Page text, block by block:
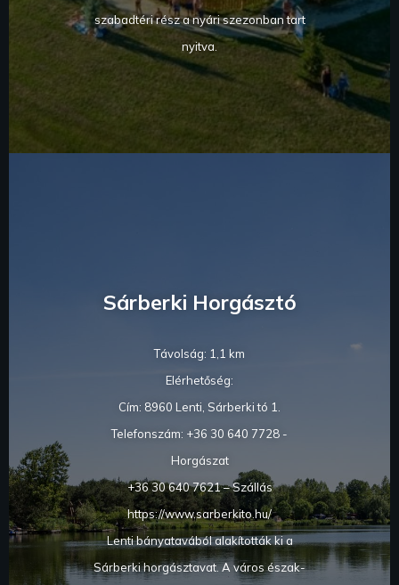
szabadtéri rész a nyári szezonban tart
nyitva.
Sárberki Horgásztó
Távolság: 1,1 km
Elérhetőség:
Cím: 8960 Lenti, Sárberki tó 1.
Telefonszám: +36 30 640 7728 -
Horgászat
+36 30 640 7621 – Szállás
https://www.sarberkito.hu/
Lenti bányatavából alakították ki a
Sárberki horgásztavat. A város észak-